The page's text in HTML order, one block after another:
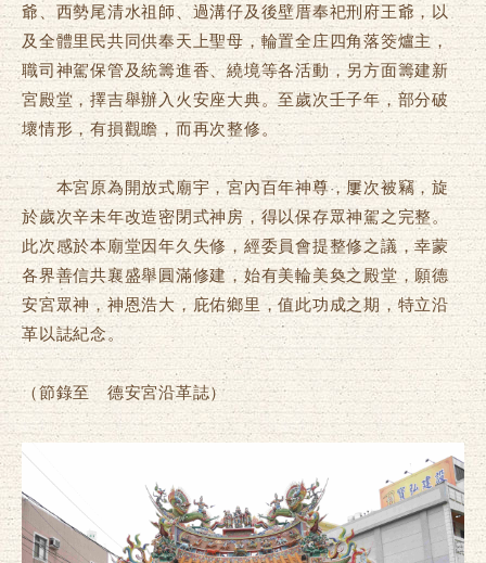
爺、西勢尾清水祖師、過溝仔及後壁厝奉祀刑府王爺，以
及全體里民共同供奉天上聖母，輪置全庄四角落筊爐主，
職司神駕保管及統籌進香、繞境等各活動，另方面籌建新
宮殿堂，擇吉舉辦入火安座大典。至歲次壬子年，部分破
壞情形，有損觀瞻，而再次整修。
本宮原為開放式廟宇，宮內百年神尊，屢次被竊，旋
於歲次辛未年改造密閉式神房，得以保存眾神駕之完整。
此次感於本廟堂因年久失修，經委員會提整修之議，幸蒙
各界善信共襄盛舉圓滿修建，始有美輪美奐之殿堂，願德
安宮眾神，神恩浩大，庇佑鄉里，值此功成之期，特立沿
革以誌紀念。
（節錄至 德安宮沿革誌）